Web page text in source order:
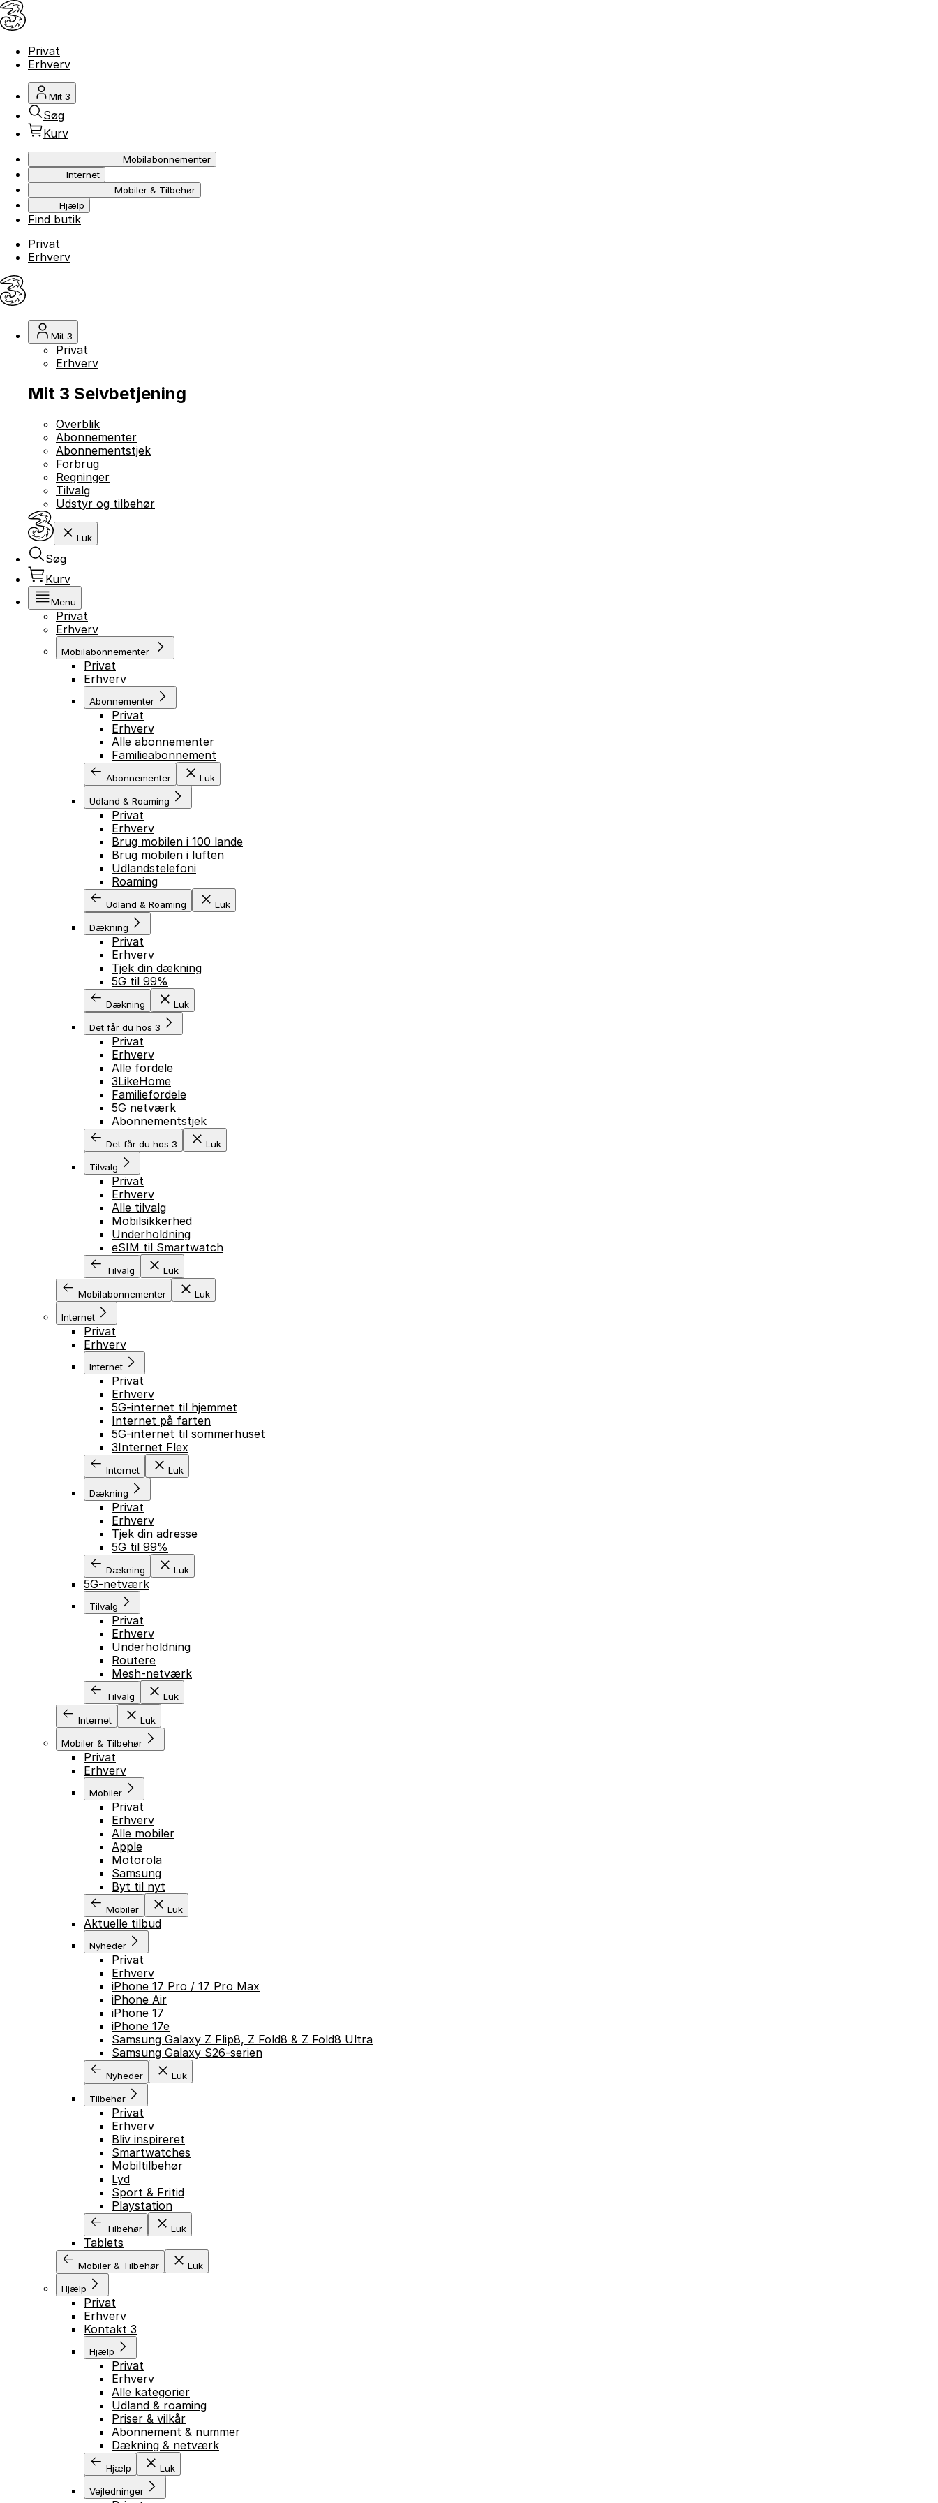
Privat
Erhverv
Mit 3
Søg
Kurv
Mobilabonnementer
Internet
Mobiler & Tilbehør
Hjælp
Find butik
Privat
Erhverv
Mit 3
Privat
Erhverv
Mit 3 Selvbetjening
Overblik
Abonnementer
Abonnementstjek
Forbrug
Regninger
Tilvalg
Udstyr og tilbehør
Luk
Søg
Kurv
Menu
Privat
Erhverv
Mobilabonnementer
Privat
Erhverv
Abonnementer
Privat
Erhverv
Alle abonnementer
Familieabonnement
Abonnementer Luk
Udland & Roaming
Privat
Erhverv
Brug mobilen i 100 lande
Brug mobilen i luften
Udlandstelefoni
Roaming
Udland & Roaming Luk
Dækning
Privat
Erhverv
Tjek din dækning
5G til 99%
Dækning Luk
Det får du hos 3
Privat
Erhverv
Alle fordele
3LikeHome
Familiefordele
5G netværk
Abonnementstjek
Det får du hos 3 Luk
Tilvalg
Privat
Erhverv
Alle tilvalg
Mobilsikkerhed
Underholdning
eSIM til Smartwatch
Tilvalg Luk
Mobilabonnementer Luk
Internet
Privat
Erhverv
Internet
Privat
Erhverv
5G-internet til hjemmet
Internet på farten
5G-internet til sommerhuset
3Internet Flex
Internet Luk
Dækning
Privat
Erhverv
Tjek din adresse
5G til 99%
Dækning Luk
5G-netværk
Tilvalg
Privat
Erhverv
Underholdning
Routere
Mesh-netværk
Tilvalg Luk
Internet Luk
Mobiler & Tilbehør
Privat
Erhverv
Mobiler
Privat
Erhverv
Alle mobiler
Apple
Motorola
Samsung
Byt til nyt
Mobiler Luk
Aktuelle tilbud
Nyheder
Privat
Erhverv
iPhone 17 Pro / 17 Pro Max
iPhone Air
iPhone 17
iPhone 17e
Samsung Galaxy Z Flip8, Z Fold8 & Z Fold8 Ultra
Samsung Galaxy S26-serien
Nyheder Luk
Tilbehør
Privat
Erhverv
Bliv inspireret
Smartwatches
Mobiltilbehør
Lyd
Sport & Fritid
Playstation
Tilbehør Luk
Tablets
Mobiler & Tilbehør Luk
Hjælp
Privat
Erhverv
Kontakt 3
Hjælp
Privat
Erhverv
Alle kategorier
Udland & roaming
Priser & vilkår
Abonnement & nummer
Dækning & netværk
Hjælp Luk
Vejledninger